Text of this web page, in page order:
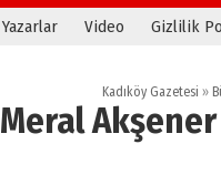
Yazarlar Video Gizlilik
Kadıköy Gazetesi »
Meral Akşener